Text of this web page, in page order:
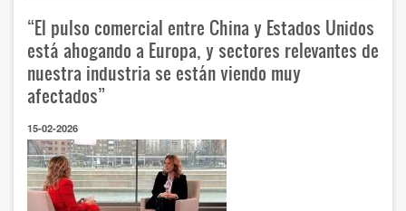
con
Hirukide
con
el
objetivo
de
la
orientación
a
los
jóvenes
“El pulso comercial entre China y Estados Unidos
está ahogando a Europa, y sectores relevantes de
nuestra industria se están viendo muy
afectados”
15-02-2026